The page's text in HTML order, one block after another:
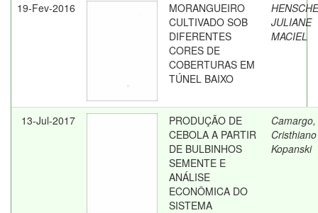
19-Fev-2016
MORANGUEIRO
CULTIVADO SOB
DIFERENTES
CORES DE
COBERTURAS EM
TÚNEL BAIXO
JULIANE
MACIEL
13-Jul-2017
PRODUÇÃO DE
CEBOLA A PARTIR
DE BULBINHOS
SEMENTE E
ANÁLISE
ECONÔMICA DO
SISTEMA
Camargo,
Cristhiano
Kopanski